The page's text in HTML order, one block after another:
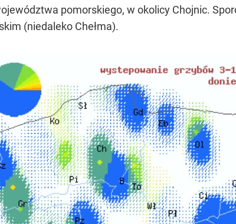
pomorskiego, w okolicy Chojnic.
(niedaleko Chełma).